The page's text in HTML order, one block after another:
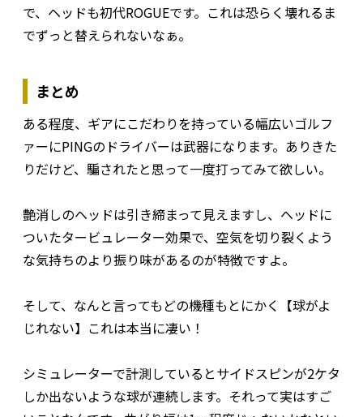
で、ヘッドも初代ROGUEです。これは恐らく壊れるま
でずっと替えられないなぁ。
まとめ
ある程度、ギアにこだわりを持っている幅広いゴルフ
ァーにPINGのドライバーは武器になります。ありきた
りだけど、騙されたと思って一度打ってみて欲しい。
艶消しのヘッドは引き締まって見えますし、ヘッドに
ついたタービュレーター効果で、空気を切り裂くよう
な気持ちのより振り味があるのが特徴ですよ。
そして、なんと言ってもどの機種もとにかく【球がよ
じれない】これは本当に凄い！
シミュレーターで計測しているとサイドスピンが2ケタ
しか出ないような球が連続します。それって実はすご